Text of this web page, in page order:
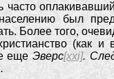
был
Более того,
(как и
еще Эверс[xxi].